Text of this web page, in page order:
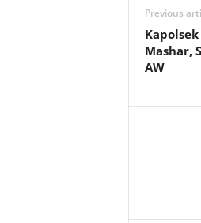
Previous
Mashar,
AW